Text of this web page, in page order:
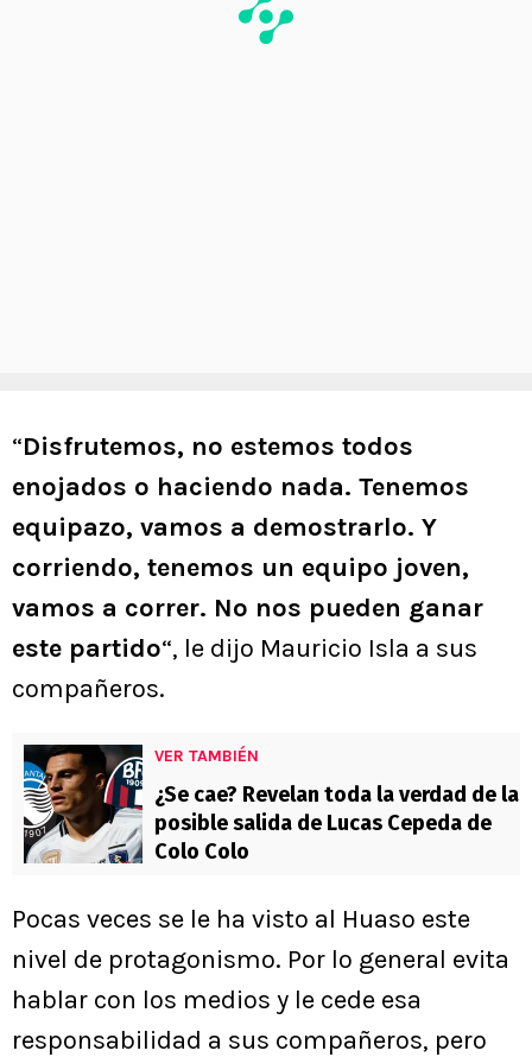
“Disfrutemos, no estemos todos
enojados o haciendo nada. Tenemos
equipazo, vamos a demostrarlo. Y
corriendo, tenemos un equipo joven,
vamos a correr. No nos pueden ganar
este partido“, le dijo Mauricio Isla a sus
compañeros.
VER TAMBIÉN
¿Se cae? Revelan toda la verdad de la
posible salida de Lucas Cepeda de
Colo Colo
Pocas veces se le ha visto al Huaso este
nivel de protagonismo. Por lo general evita
hablar con los medios y le cede esa
responsabilidad a sus compañeros, pero